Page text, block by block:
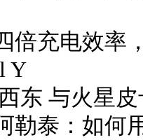
倍充电效率
Y
东 与火星
勒泰：如何